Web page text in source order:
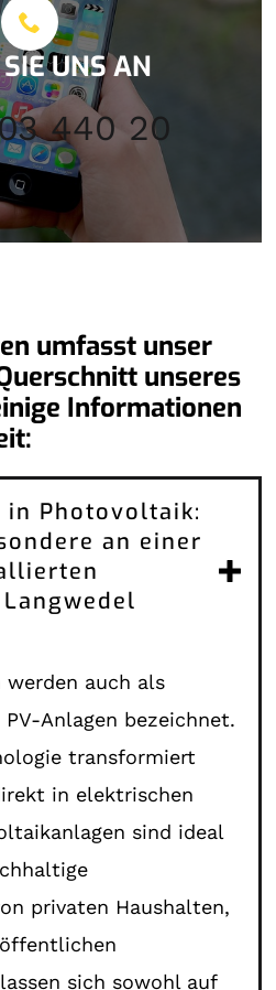
UNS AN
440 20
umfasst unser
unseres
Informationen
in Photovoltaik:
an einer
auch als
Anlagen bezeichnet.
transformiert
in elektrischen
sind ideal
privaten Haushalten,
sich sowohl auf